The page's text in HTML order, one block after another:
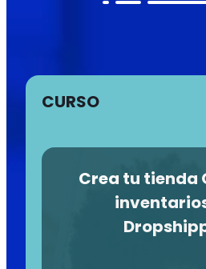
CURSO
Crea tu tienda